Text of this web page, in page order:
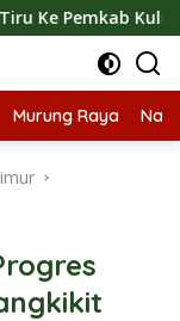
Kulon Progo
Murung Raya